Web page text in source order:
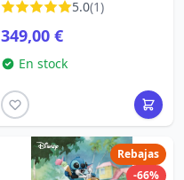
Pixar Mastercraft
5.0(1)
349,00 €
En stock
Rebajas
-66%